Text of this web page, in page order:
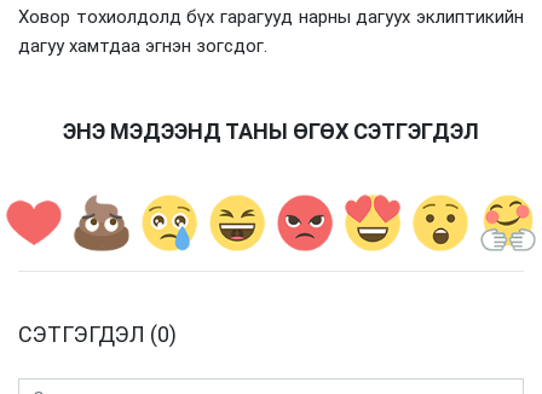
Ховор тохиолдолд бүх гарагууд нарны дагуух эклиптикийн
дагуу хамтдаа эгнэн зогсдог.
ЭНЭ МЭДЭЭНД ТАНЫ ӨГӨХ СЭТГЭГДЭЛ
СЭТГЭГДЭЛ (0)